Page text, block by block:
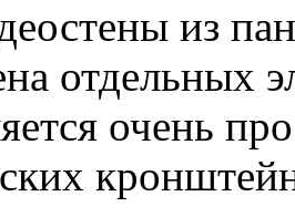
из
отдельных
очень